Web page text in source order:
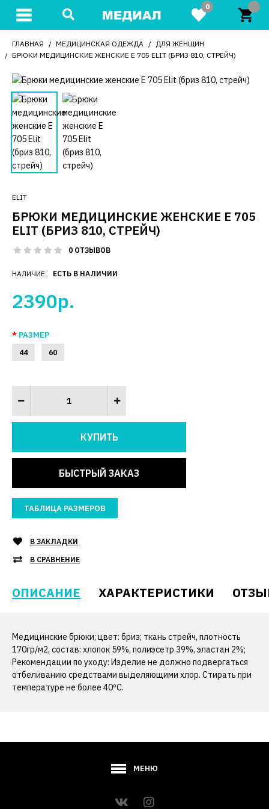
0
ГЛАВНАЯ МЕДИЦИНСКАЯ ОДЕЖДА
ДЛЯ ЖЕНЩИН
БРЮКИ МЕДИЦИНСКИЕ ЖЕНСКИЕ Е 705 ELIT (БРИЗ 810, СТРЕЙЧ)
ELIT
БРЮКИ МЕДИЦИНСКИЕ ЖЕНСКИЕ Е 705
ELIT (БРИЗ 810, СТРЕЙЧ)
0 ОТЗЫВОВ
НАЛИЧИЕ: ЕСТЬ В НАЛИЧИИ
2390р.
РАЗМЕР
44 60
БЫСТРЫЙ ЗАКАЗ
ТАБЛИЦА РАЗМЕРОВ
В ЗАКЛАДКИ
В СРАВНЕНИЕ
ОПИСАНИЕ ХАРАКТЕРИСТИКИ
Медицинские брюки; цвет: бриз; ткань стрейч, плотность
170гр/м2, состав: хлопок 59%, полиэсетр 39%, эластан 2%;
Рекомендации по уходу: Изделие не должно подвергаться
отбеливанию средствами выделяющими хлор. Стирать при
температуре не более 40ºС.
МЕНЮ